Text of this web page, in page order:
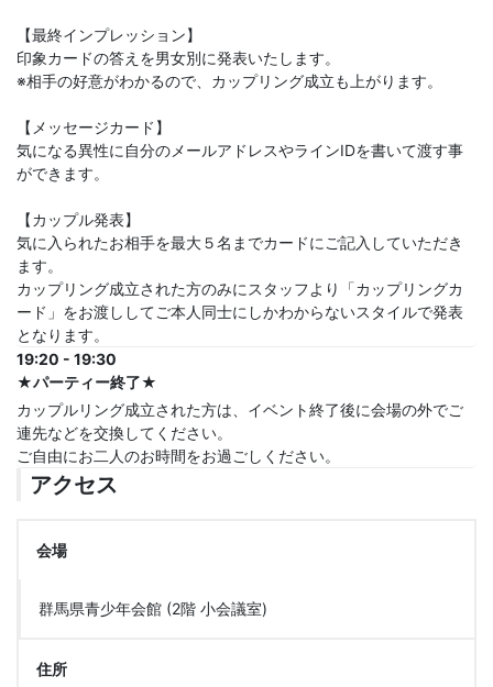
【最終インプレッション】
印象カードの答えを男女別に発表いたします。
※相手の好意がわかるので、カップリング成立も上がります。
【メッセージカード】
気になる異性に自分のメールアドレスやラインIDを書いて渡す事
ができます。
【カップル発表】
気に入られたお相手を最大５名までカードにご記入していただき
ます。
カップリング成立された方のみにスタッフより「カップリングカ
ード」をお渡ししてご本人同士にしかわからないスタイルで発表
となります。
19:20 - 19:30
★パーティー終了★
カップルリング成立された方は、イベント終了後に会場の外でご
連先などを交換してください。
ご自由にお二人のお時間をお過ごしください。
アクセス
会場
群馬県青少年会館 (2階 小会議室)
住所